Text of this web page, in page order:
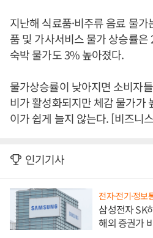
지난해 식료품·비주류 음료 물
품 및 가사서비스 물가 상승률
숙박 물가도 3% 높아졌다.
물가상승률이 낮아지면 소비자
비가 활성화되지만 체감 물가가
이가 쉽게 늘지 않는다. [비즈니
인기기사
전자·전기·정보
삼성전자 SK
해외 증권가